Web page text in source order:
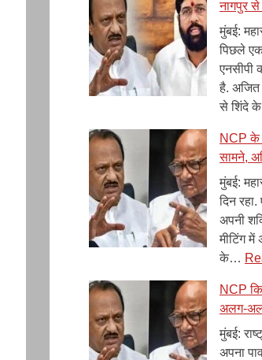
प्रशांत किशोर को नहीं चाहिए बेल, अनशन जारी
रहेगा जेल में भी, नहीं भरेंगे बेल बॉन्ड
नागपुर
मुंबई:
पिछले
एनसीपी
है. अजित
से शिंदे
NCP के
सामने,
मुंबई:
दिन
अपनी
मीटिंग में
के…
NCP
अलग-
मुंबई:
अपना